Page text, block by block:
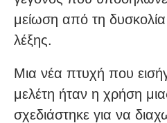
μείωση από τη
λέξης.
Μια νέα πτυχή που
μελέτη ήταν η χρήση
σχεδιάστηκε για να